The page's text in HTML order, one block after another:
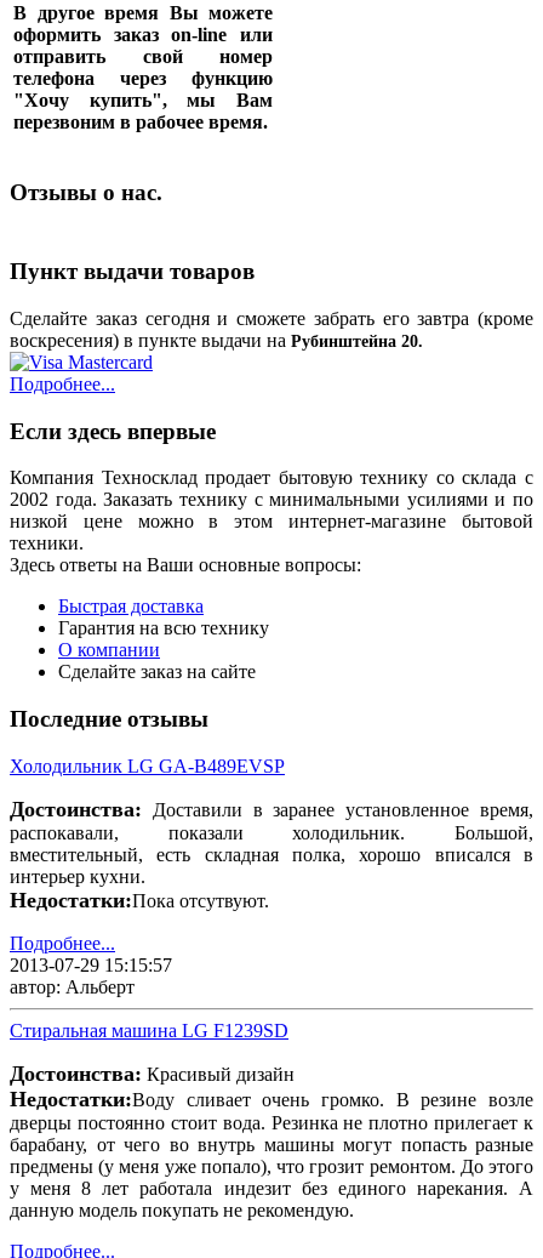
В другое время Вы можете
оформить заказ on-line или
отправить свой номер
телефона через функцию
"Хочу купить", мы Вам
перезвоним в рабочее время.
Отзывы о нас.
Пункт выдачи товаров
Сделайте заказ сегодня и сможете забрать его завтра (кроме
воскресения) в пункте выдачи на Рубинштейна 20.
Подробнее...
Если здесь впервые
Компания Техносклад продает бытовую технику со склада с
2002 года. Заказать технику с минимальными усилиями и по
низкой цене можно в этом интернет-магазине бытовой
техники.
Здесь ответы на Ваши основные вопросы:
Быстрая доставка
Гарантия на всю технику
О компании
Сделайте заказ на сайте
Последние отзывы
Холодильник LG GA-B489EVSP
Достоинства: Доставили в заранее установленное время,
распокавали, показали холодильник. Большой,
вместительный, есть складная полка, хорошо вписался в
интерьер кухни.
Недостатки:Пока отсутвуют.
Подробнее...
2013-07-29 15:15:57
автор: Альберт
Стиральная машина LG F1239SD
Достоинства: Красивый дизайн
Недостатки:Воду сливает очень громко. В резине возле
дверцы постоянно стоит вода. Резинка не плотно прилегает к
барабану, от чего во внутрь машины могут попасть разные
предмены (у меня уже попало), что грозит ремонтом. До этого
у меня 8 лет работала индезит без единого нарекания. А
данную модель покупать не рекомендую.
Подробнее...